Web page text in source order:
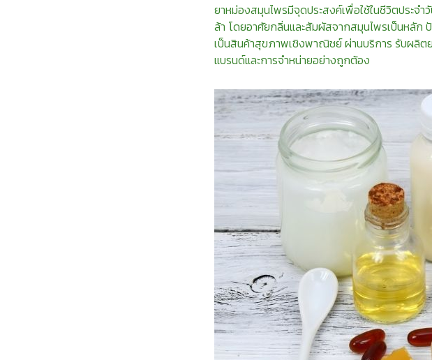
ยาหม่องสมุนไพรมีจุดประสงค์เพื่อใช้ในชีวิตประจำ
ล้า โดยอาศัยกลิ่นและสัมผัสจากสมุนไพรเป็นหลัก
เป็นสินค้าสุขภาพเชิงพาณิชย์ ผ่านบริการ รับผลิต
แบรนด์และการจำหน่ายอย่างถูกต้อง